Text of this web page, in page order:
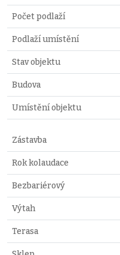
Počet podlaží
Podlaží umístění
Stav objektu
Budova
Umístění objektu
Zástavba
Rok kolaudace
Bezbariérový
Výtah
Terasa